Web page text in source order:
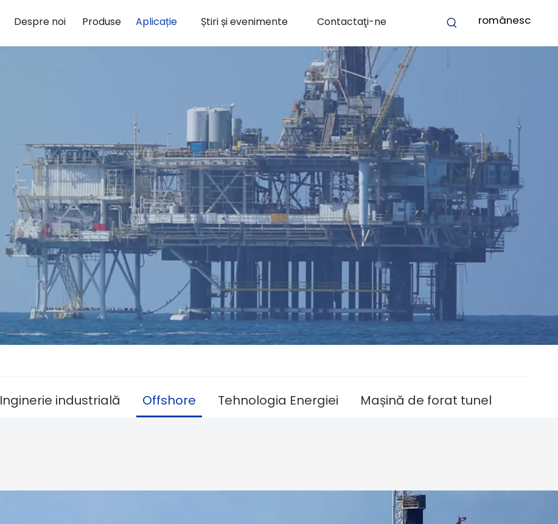
Despre noi Produse Aplicație Știri și evenimente Contactaţi-ne românesc
Inginerie industrială Offshore Tehnologia Energiei Mașină de forat tunel